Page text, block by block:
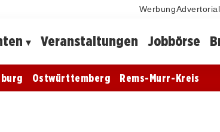
Werbung
Veranstaltungen Jobbörse
Ostwürttemberg Rems-Murr-Kreis